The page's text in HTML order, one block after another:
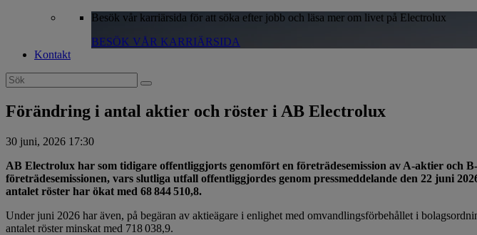
Besök vår karriärsida för att söka efter jobb och läsa mer om livet på Electrolux
BESÖK VÅR KARRIÄRSIDA
Kontakt
Search
for:
Förändring i antal aktier och röster i AB Electrolux
30 juni, 2026 17:30
AB Electrolux har som tidigare offentliggjorts genomfört en företrädesemission av A-aktier
företrädesemissionen, vars slutliga utfall offentliggjordes genom pressmeddelande den 22 juni
antalet röster har ökat med 68 844 510,8.
Under juni 2026 har även, på begäran av aktieägare i enlighet med omvandlingsförbehållet i
antalet röster minskat med 718 038,9.